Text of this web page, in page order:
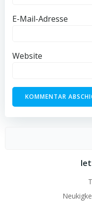
E-Mail-Adresse
Website